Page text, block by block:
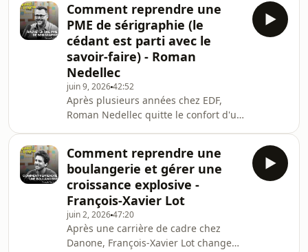
marché, il la cède à un grand groupe
en pensant tourner la page
sereinement. Mais rien ne se passe
comme prévu. On lui demande de
rester quatre ans pour accompagner
la transition, pendant qu'on détricote
peu à peu ce qu'il avait bâti. Le choc
entre PME de s
Comment reprendre une
PME de sérigraphie (le
cédant est parti avec le
savoir-faire) - Roman
Nedellec
juin 9, 202642:52
Après plusieurs années chez EDF,
Roman Nedellec quitte le confort d'un
artisanale en Bretagne qui fait de la
sérigraphie. Il plaque tout, déménage
sa famille, et se lance dans la
reprise.Le scénario catastrophe : trois
mois seulement après son arrivée,
une fois le complément de prix
encaissé, le cédant quitte l'entreprise
Comment reprendre une
boulangerie et gérer une
croissance explosive -
François-Xavier Lot
juin 2, 202647:20
Après une carrière de cadre chez
Danone, François-Xavier Lot change